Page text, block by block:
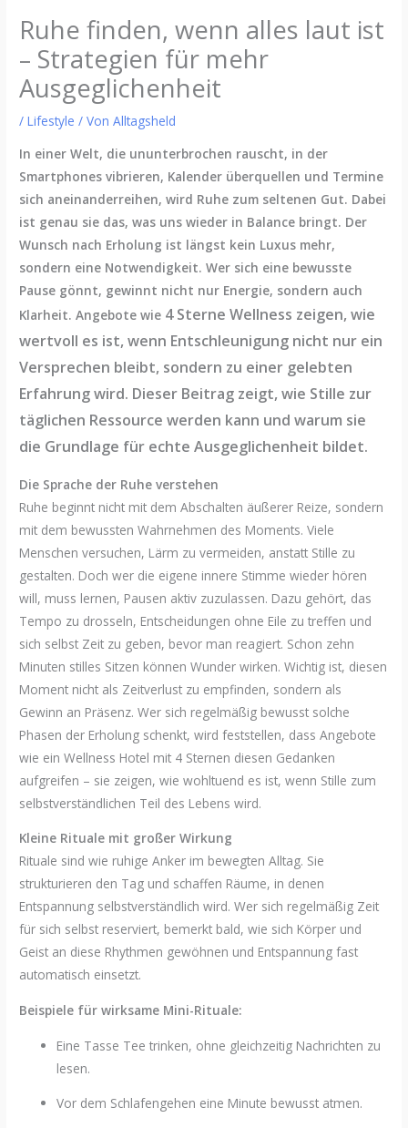
Ruhe finden, wenn alles laut ist
– Strategien für mehr
Ausgeglichenheit
/Lifestyle / VonAlltagsheld
In einer Welt, die ununterbrochen rauscht, in der
Smartphones vibrieren, Kalender überquellen und Termine
sich aneinanderreihen, wird Ruhe zum seltenen Gut. Dabei
ist genau sie das, was uns wieder in Balance bringt. Der
Wunsch nach Erholung ist längst kein Luxus mehr,
sondern eine Notwendigkeit. Wer sich eine bewusste
Pause gönnt, gewinnt nicht nur Energie, sondern auch
Klarheit. Angebote wie 4 Sterne Wellness zeigen, wie
wertvoll es ist, wenn Entschleunigung nicht nur ein
Versprechen bleibt, sondern zu einer gelebten
Erfahrung wird. Dieser Beitrag zeigt, wie Stille zur
täglichen Ressource werden kann und warum sie
die Grundlage für echte Ausgeglichenheit bildet.
Die Sprache der Ruhe verstehen
Ruhe beginnt nicht mit dem Abschalten äußerer Reize, sondern
mit dem bewussten Wahrnehmen des Moments. Viele
Menschen versuchen, Lärm zu vermeiden, anstatt Stille zu
gestalten. Doch wer die eigene innere Stimme wieder hören
will, muss lernen, Pausen aktiv zuzulassen. Dazu gehört, das
Tempo zu drosseln, Entscheidungen ohne Eile zu treffen und
sich selbst Zeit zu geben, bevor man reagiert. Schon zehn
Minuten stilles Sitzen können Wunder wirken. Wichtig ist, diesen
Moment nicht als Zeitverlust zu empfinden, sondern als
Gewinn an Präsenz. Wer sich regelmäßig bewusst solche
Phasen der Erholung schenkt, wird feststellen, dass Angebote
wie ein Wellness Hotel mit 4 Sternen diesen Gedanken
aufgreifen – sie zeigen, wie wohltuend es ist, wenn Stille zum
selbstverständlichen Teil des Lebens wird.
Kleine Rituale mit großer Wirkung
Rituale sind wie ruhige Anker im bewegten Alltag. Sie
strukturieren den Tag und schaffen Räume, in denen
Entspannung selbstverständlich wird. Wer sich regelmäßig Zeit
für sich selbst reserviert, bemerkt bald, wie sich Körper und
Geist an diese Rhythmen gewöhnen und Entspannung fast
automatisch einsetzt.
Beispiele für wirksame Mini-Rituale:
Eine Tasse Tee trinken, ohne gleichzeitig Nachrichten zu
lesen.
Vor dem Schlafengehen eine Minute bewusst atmen.